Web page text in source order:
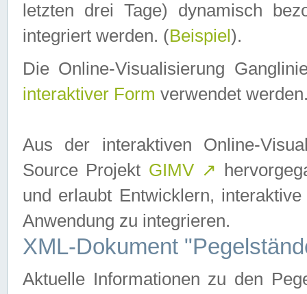
letzten drei Tage) dynamisch
integriert werden. (Beispiel ).
Die Online-Visualisierung
interaktiver Form verwendet
Aus der interaktiven Online-
Source Projekt GIMV ↗
und erlaubt Entwicklern,
Anwendung zu integrieren.
XML-Dokument
Aktuelle Informationen zu den